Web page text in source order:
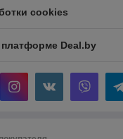
cookies
платформе Deal.by